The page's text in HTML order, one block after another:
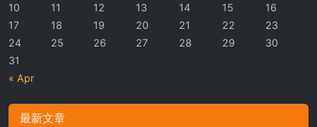
« Apr
10
11 12 13 14 15
16
17
18 19 20 21 22
23
24
25 26 27 28 29
30
31
最新文章